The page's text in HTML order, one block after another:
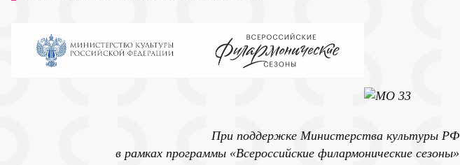
При поддержке Министерства культуры РФ
в рамках программы «Всероссийские филармонические сезоны»